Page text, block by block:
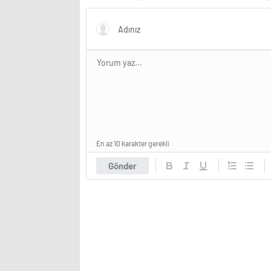
Gönder
En az 10 karakter gerekli